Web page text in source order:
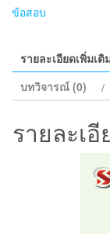
เจ้า
กรม
พัฒนา
สังคม
สวัสดิการ
ข้อสอบ
รายละเอียดเพิ่มเติ
บทวิจารณ์ (0)
รายละเ